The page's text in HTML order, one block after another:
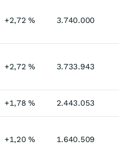
+2,72% 3.740.000
+2,72% 3.733.943
+1,78% 2.443.053
+1,20% 1.640.509